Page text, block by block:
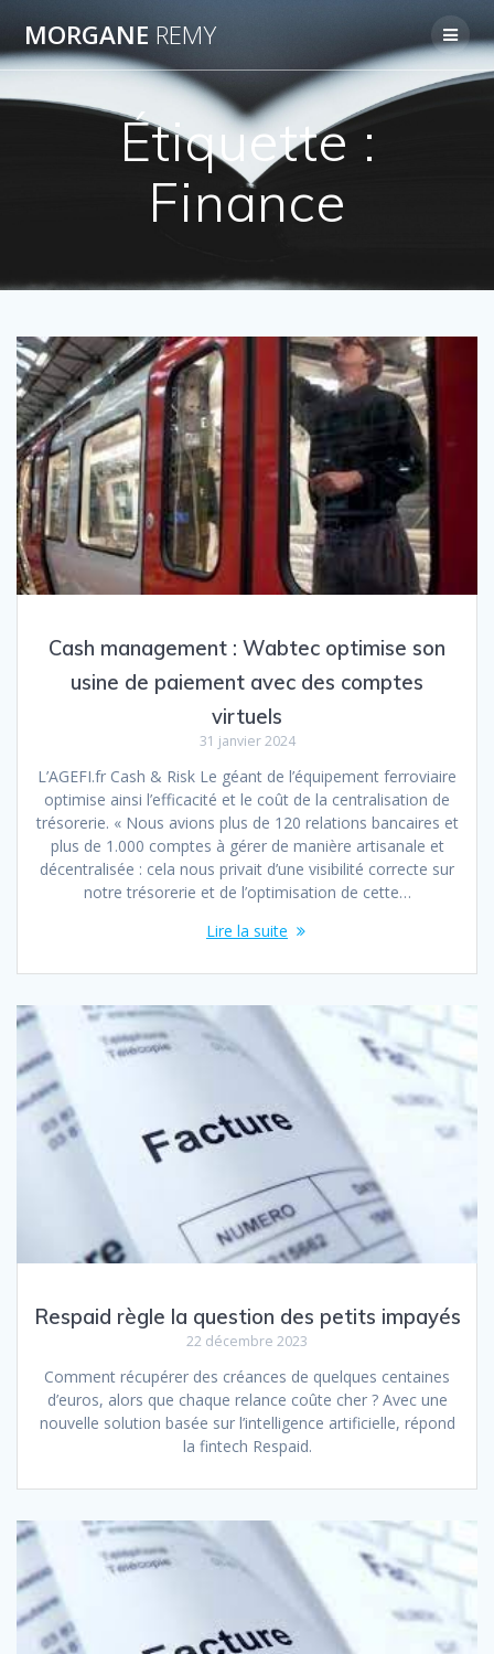
MORGANE REMY
Étiquette :
Finance
Cash management : Wabtec optimise son
usine de paiement avec des comptes
virtuels
31 janvier 2024
L’AGEFI.fr Cash & Risk Le géant de l’équipement ferroviaire
optimise ainsi l’efficacité et le coût de la centralisation de
trésorerie. « Nous avions plus de 120 relations bancaires et
plus de 1.000 comptes à gérer de manière artisanale et
décentralisée : cela nous privait d’une visibilité correcte sur
notre trésorerie et de l’optimisation de cette…
Lire la suite
Respaid règle la question des petits impayés
22 décembre 2023
Comment récupérer des créances de quelques centaines
d’euros, alors que chaque relance coûte cher ? Avec une
nouvelle solution basée sur l’intelligence artificielle, répond
la fintech Respaid.